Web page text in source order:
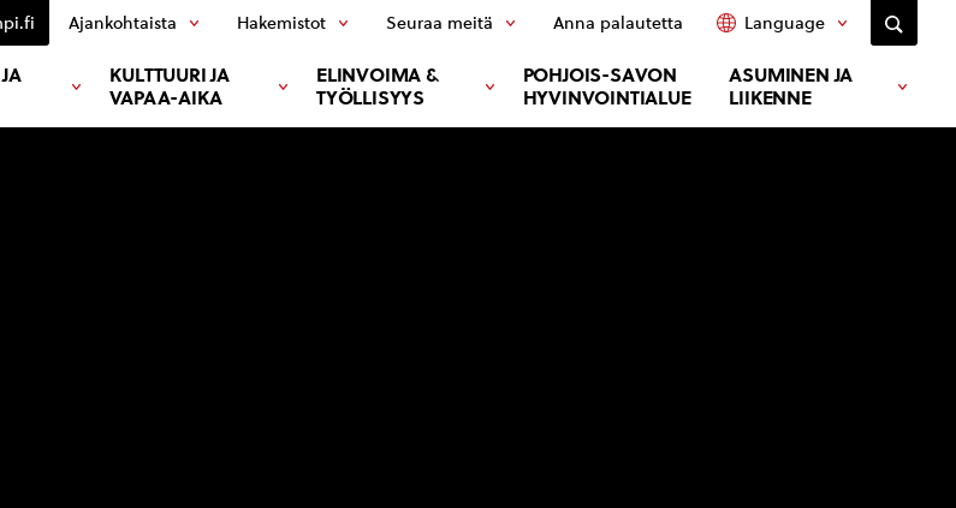
KULTTUURI JA
VAPAA-AIKA
ELINVOIMA &
TYÖLLISYYS
POHJOIS-SAVON
HYVINVOINTIALUE
ASUMINEN JA
LIIKENNE
Ajankohtaista Hakemistot Seuraa meitä Anna palautetta Language